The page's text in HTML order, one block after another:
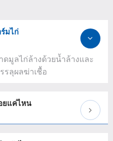
มไก่
มูลไก่ล้างด้วยน้ำล้างและ
รลุผลฆ่าเชื้อ
ยแค่ไหน